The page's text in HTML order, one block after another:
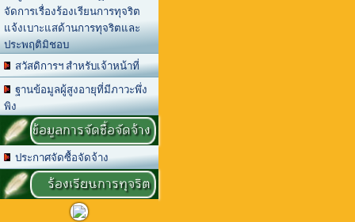
จัดการเรื่องร้องเรียนการทุจริต
แจ้งเบาะแสด้านการทุจริตและ
ประพฤติมิชอบ
สวัสดิการฯ สำหรับเจ้าหน้าที่
ฐานข้อมูลผู้สูงอายุที่มีภาวะพึ่ง
พิง
ข้อมูลการจัดซื้อจัดจ้าง
ประกาศจัดซื้อจัดจ้าง
ร้องเรียนการทุจริต